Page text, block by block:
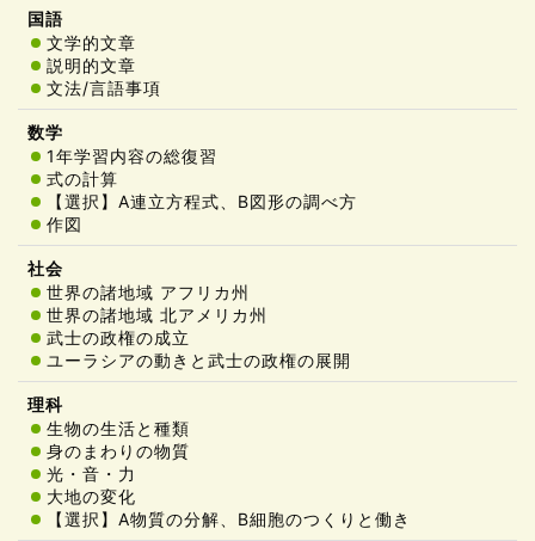
文学的文章
説明的文章
文法/言語事項
1年学習内容の総復習
式の計算
【選択】A連立方程式、B図形の調べ方
作図
世界の諸地域 アフリカ州
世界の諸地域 北アメリカ州
武士の政権の成立
ユーラシアの動きと武士の政権の展開
生物の生活と種類
身のまわりの物質
光・音・力
大地の変化
【選択】A物質の分解、B細胞のつくりと働き